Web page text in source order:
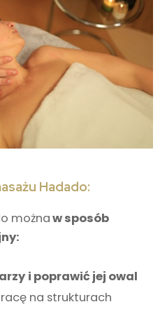
Hadado:
możnaw sposób
i poprawić jej owal
na strukturach